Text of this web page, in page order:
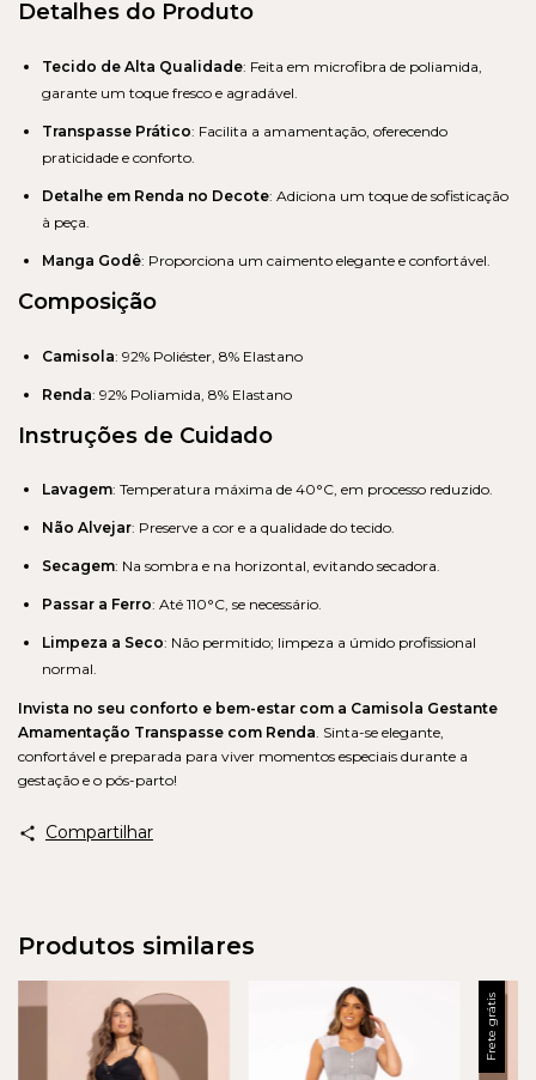
Detalhes do Produto
Tecido de Alta Qualidade: Feita em microfibra de poliamida,
garante um toque fresco e agradável.
Transpasse Prático: Facilita a amamentação, oferecendo
praticidade e conforto.
Detalhe em Renda no Decote: Adiciona um toque de sofisticação
à peça.
Manga Godê: Proporciona um caimento elegante e confortável.
Composição
Camisola: 92% Poliéster, 8% Elastano
Renda: 92% Poliamida, 8% Elastano
Instruções de Cuidado
Lavagem: Temperatura máxima de 40°C, em processo reduzido.
Não Alvejar: Preserve a cor e a qualidade do tecido.
Secagem: Na sombra e na horizontal, evitando secadora.
Passar a Ferro: Até 110°C, se necessário.
Limpeza a Seco: Não permitido; limpeza a úmido profissional
normal.
Invista no seu conforto e bem-estar com a Camisola Gestante
Amamentação Transpasse com Renda. Sinta-se elegante,
confortável e preparada para viver momentos especiais durante a
gestação e o pós-parto!
Compartilhar
Produtos similares
Frete grátis